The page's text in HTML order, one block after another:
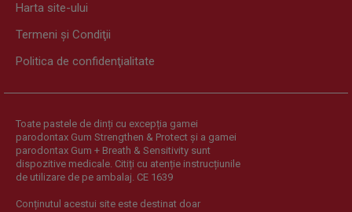
Harta site-ului
Termeni şi Condiţii
Politica de confidenţialitate
Toate pastele de dinți cu excepția gamei
parodontax Gum Strengthen & Protect și a gamei
parodontax Gum + Breath & Sensitivity sunt
dispozitive medicale. Citiți cu atenție instrucțiunile
de utilizare de pe ambalaj. CE 1639
Conținutul acestui site este destinat doar